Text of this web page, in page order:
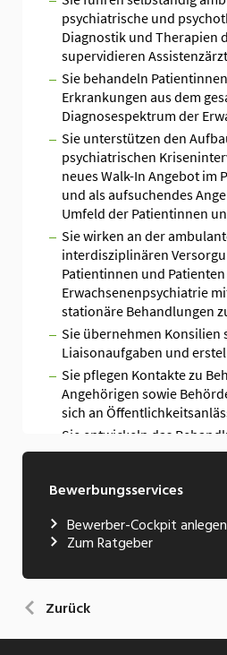
Bewerbungsservices
Bewerber-Cockpit anlegen
Zum Ratgeber
Zurück